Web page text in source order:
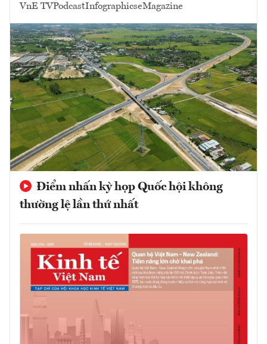
VnE TVPodcastInfographicseMagazine
Điểm nhấn kỳ họp Quốc hội không
thường lệ lần thứ nhất